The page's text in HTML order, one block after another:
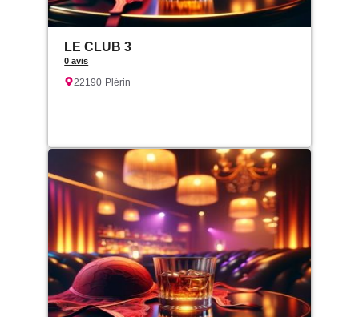
LE CLUB 3
0 avis
22190 Plérin